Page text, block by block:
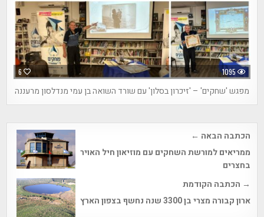
6 1095
מפגש 'שחקים' – 'זיכרון בסלון' עם שורד השואה בן עמי מנדלסון מרעננה
Post
navigation
הכתבה הבאה ←
ממריאים למורשת השחקים עם מוזיאון חיל האויר
בחצרים
→ הכתבה הקודמת
ארון קבורה מצרי בן 3300 שנה נחשף בצפון הארץ